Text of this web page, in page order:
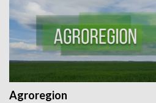
Agroregion